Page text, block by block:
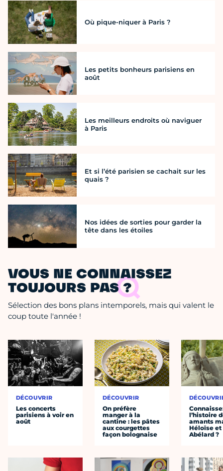
Où pique-niquer à Paris ?
Les petits bonheurs parisiens en
août
Les meilleurs endroits où naviguer
à Paris
Et si l’été parisien se cachait sur les
quais ?
Nos idées de sorties pour garder la
tête dans les étoiles
VOUS NE CONNAISSEZ
TOUJOURS PAS ?
Sélection des bons plans intemporels, mais qui valent le
coup toute l'année !
DÉCOUVRIR
Les concerts
parisiens à voir en
août
DÉCOUVRIR
On préfère
manger à la
cantine : les pâtes
aux courgettes
façon bolognaise
l’histoire
amants
Héloïse et
Abélard ?